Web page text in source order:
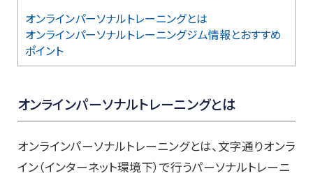
オンラインパーソナルトレーニングとは
オンラインパーソナルトレーニングジム情報とおすすめ
ポイント
オンラインパーソナルトレーニングとは
オンラインパーソナルトレーニングとは、文字通りオンラ
イン（インターネット環境下）で行うパーソナルトレーニ